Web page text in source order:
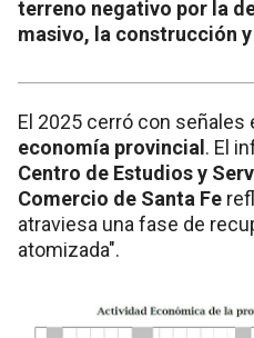
terreno negativo por la
masivo, la construcción
El 2025 cerró con señales
economía provincial . El
Centro de Estudios y
Comercio de Santa Fe
atraviesa una fase de
atomizada".